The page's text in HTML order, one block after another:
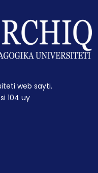
web sayti.
104 uy